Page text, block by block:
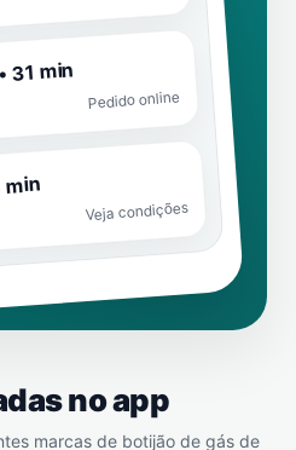
31 min
Pedido online
Veja condições
no app
marcas de botijão de gás de